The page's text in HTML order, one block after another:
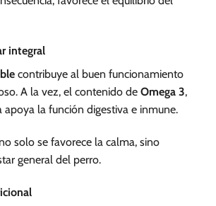
integral
contribuye al buen funcionamiento
A la vez, el contenido de Omega 3,
apoya la función digestiva e inmune.
solo se favorece la calma, sino
general del perro.